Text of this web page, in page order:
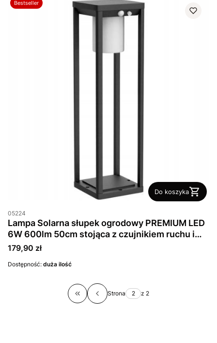
Bestseller
Do koszyka
05224
Lampa Solarna słupek ogrodowy PREMIUM LED
6W 600lm 50cm stojąca z czujnikiem ruchu i
Cena
179,90 zł
Dostępność: duża ilość
Wróć do pierwszej strony z produktami
Strona z 2